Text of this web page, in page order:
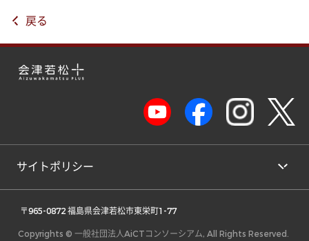
戻る
サイトポリシー
〒965-0872 福島県会津若松市東栄町1-77
Copyrights © 一般社団法人AiCTコンソーシアム, All Rights Reserved.